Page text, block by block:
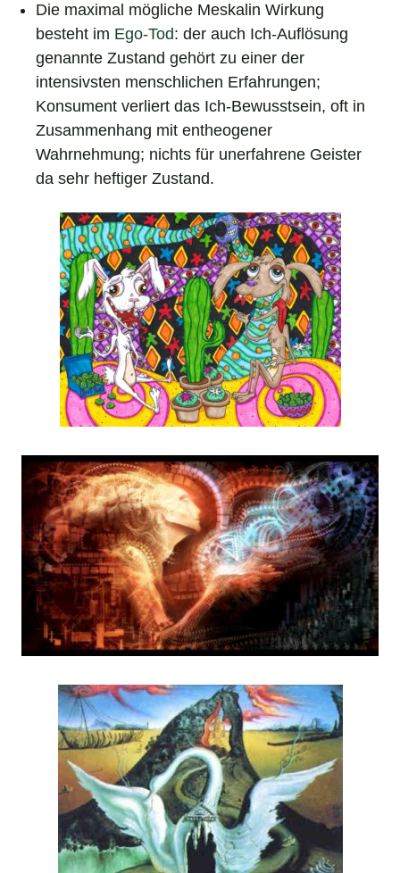
Die maximal mögliche Meskalin Wirkung
besteht im Ego-Tod: der auch Ich-Auflösung
genannte Zustand gehört zu einer der
intensivsten menschlichen Erfahrungen;
Konsument verliert das Ich-Bewusstsein, oft in
Zusammenhang mit entheogener
Wahrnehmung; nichts für unerfahrene Geister
da sehr heftiger Zustand.